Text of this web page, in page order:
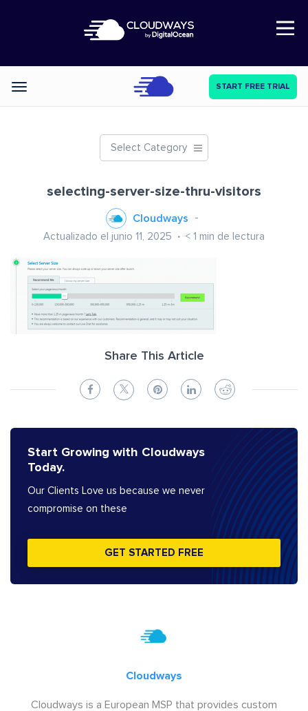
Open Nav
Categories START FREE TRIAL
Select Category
selecting-server-size-thru-visitors
Cloudways
Actualizado el junio 11, 2025 < 1 min de lectura
Share This Article
Start Growing with Cloudways
Today.
Our Clients Love us because we never
compromise on these
GET STARTED FREE
Cloudways
Cloudways is a European MSP that provides custom